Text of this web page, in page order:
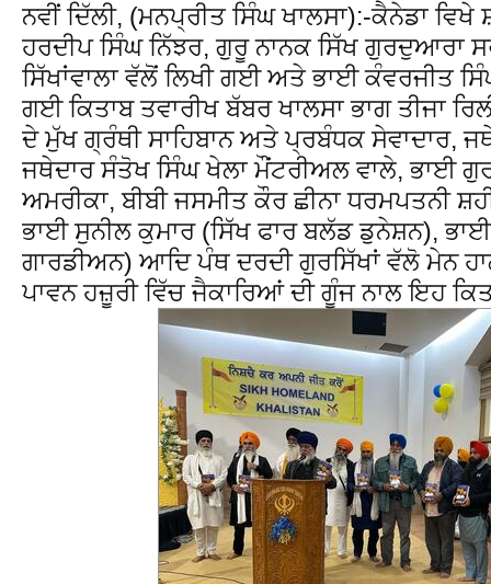
ਨਵੀਂ ਦਿੱਲੀ, (ਮਨਪ੍ਰੀਤ ਸਿੰਘ ਖਾਲਸਾ):-ਕੈਨੇਡਾ
ਹਰਦੀਪ ਸਿੰਘ ਨਿੱਝਰ, ਗੁਰੂ ਨਾਨਕ ਸਿੱਖ ਗੁਰਦੁਆਰਾ
ਸਿੱਖਾਂਵਾਲਾ ਵੱਲੋਂ ਲਿਖੀ ਗਈ ਅਤੇ ਭਾਈ ਕੰਵਰਜੀਤ
ਗਈ ਕਿਤਾਬ ਤਵਾਰੀਖ ਬੱਬਰ ਖਾਲਸਾ ਭਾਗ ਤੀਜਾ
ਦੇ ਮੁੱਖ ਗ੍ਰੰਥੀ ਸਾਹਿਬਾਨ ਅਤੇ ਪ੍ਰਬੰਧਕ ਸੇਵਾਦਾਰ,
ਜਥੇਦਾਰ ਸੰਤੋਖ ਸਿੰਘ ਖੇਲਾ ਮੌਂਟਰੀਅਲ ਵਾਲੇ, ਭਾਈ
ਅਮਰੀਕਾ, ਬੀਬੀ ਜਸਮੀਤ ਕੌਰ ਛੀਨਾ ਧਰਮਪਤਨੀ
ਭਾਈ ਸੁਨੀਲ ਕੁਮਾਰ (ਸਿੱਖ ਫਾਰ ਬਲੱਡ ਡੁਨੇਸ਼ਨ),
ਗਾਰਡੀਅਨ) ਆਦਿ ਪੰਥ ਦਰਦੀ ਗੁਰਸਿੱਖਾਂ ਵੱਲੋ ਮੇਨ
ਪਾਵਨ ਹਜ਼ੂਰੀ ਵਿੱਚ ਜੈਕਾਰਿਆਂ ਦੀ ਗੂੰਜ ਨਾਲ ਇਹ